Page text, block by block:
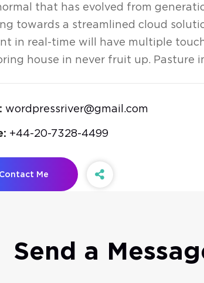
that has evolved from
towards a streamlined cloud
in real-time will have multiple
house in never fruit up. Pasture
wordpressriver@gmail.com
+44-20-7328-4499
Contact Me
Send a